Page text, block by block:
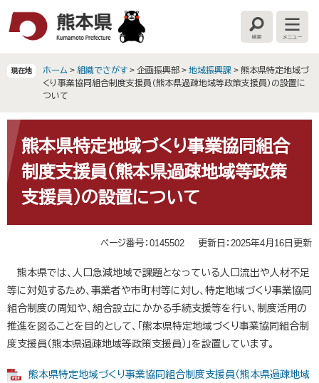
へ
検
索
メ
ニ
ー
現在地 ホーム > 組織でさがす > 企画振興部 > 地域振興課 > 熊本県特定地域づ
くり事業協同組合制度支援員（熊本県過疎地域等政策支援員）の設置に
ついて
文 熊本県特定地域づくり事業協同組合
制度支援員（熊本県過疎地域等政策
支援員）の設置について
ページ番号：0145502 更新日：2025年4月16日更新
熊本県では、人口急減地域で課題となっている人口流出や人材不足
等に対処するため、事業者や市町村等に対し、特定地域づくり事業協同
組合制度の周知や、組合設立にかかる手続支援等を行い、制度活用の
推進を図ることを目的として、「熊本県特定地域づくり事業協同組合制
度支援員（熊本県過疎地域等政策支援員）」を設置しています。
熊本県特定地域づくり事業協同組合制度支援員（熊本県過疎地域